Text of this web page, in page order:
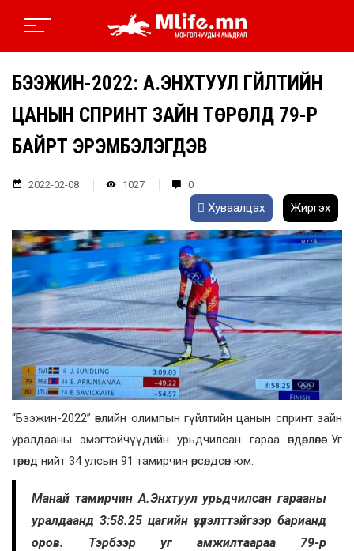
БЭЭЖИН-2022: А.ЭНХТУУЛ ГҮЙЛТИЙН
ЦАНЫН СПРИНТ ЗАЙН ТӨРӨЛД 79-Р
БАЙРТ ЭРЭМБЭЛЭГДЭВ
2022-02-08 1027 0
Хуваалцах Жиргэх
“Бээжин-2022” өвлийн олимпын гүйлтийн цанын спринт зайн
уралдааны эмэгтэйчүүдийн урьдчилсан гараа өндөрлөлөө. Уг
төрөлд нийт 34 улсын 91 тамирчин өрсөлдсөн юм.
Манай тамирчин А.Энхтуул урьдчилсан гарааны
уралдаанд 3:58.25 цагийн үзүүлэлттэйгээр барианд
оров. Тэрбээр уг амжилтаараа 79-р